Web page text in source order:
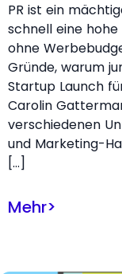
PR ist ein
schnell eine hohe
ohne
Gründe, warum
Startup Launch
Carolin
verschiedenen
und Marketing-
[…]
Mehr>